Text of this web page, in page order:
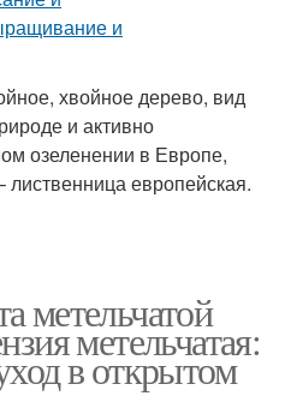
хвойное дерево, вид
и активно
озеленении в Европе,
лиственница европейская.
метельчатой
метельчатая:
в открытом